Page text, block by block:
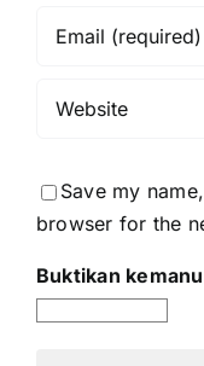
Save my
browser for the
Buktikan